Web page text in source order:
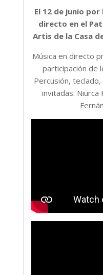
El 12 de junio
directo en el
Artis de la Casa
Música en directo
participación de
Percusión,
invitadas: Niurca